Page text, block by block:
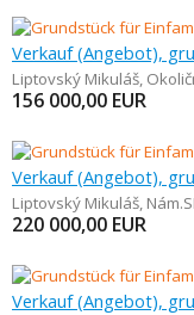
Verkauf (Angebot),
Liptovský Mikuláš,
156 000,00 EUR
Verkauf (Angebot),
Liptovský Mikuláš,
220 000,00 EUR
Verkauf (Angebot),